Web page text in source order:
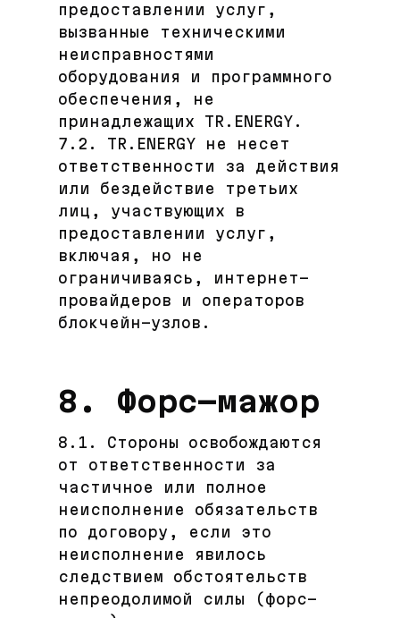
предоставлении услуг,
вызванные техническими
неисправностями
оборудования и программного
обеспечения, не
принадлежащих TR.ENERGY.
7.2. TR.ENERGY не несет
ответственности за действия
или бездействие третьих
лиц, участвующих в
предоставлении услуг,
включая, но не
ограничиваясь, интернет-
провайдеров и операторов
блокчейн-узлов.
8. Форс-мажор
8.1. Стороны освобождаются
от ответственности за
частичное или полное
неисполнение обязательств
по договору, если это
неисполнение явилось
следствием обстоятельств
непреодолимой силы (форс-